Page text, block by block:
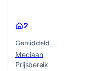
2
Gemiddeld
Mediaan
Prijsbereik